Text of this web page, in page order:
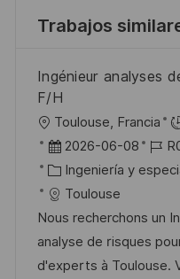
Trabajos
Ingénieur analyses
F/H
U
b
c
a
c
i
Toulouse, Francia
F
e
c
h
a
d
2026-06-08
I
D
e
e
m
C
a
t
e
g
Ingeniería y
Toulouse
Nous recherchons un
analyse de risques
d'experts à Toulouse.